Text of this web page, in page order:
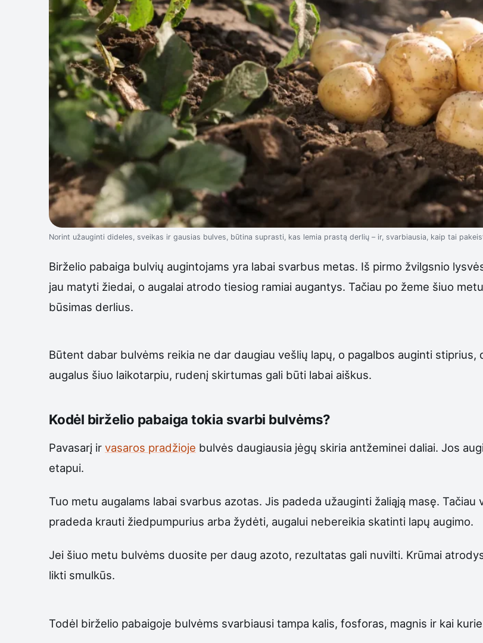
Norint užauginti dideles, sveikas ir gausias bulves, būtina suprasti, kas lemia prastą derlių – ir, svarbiausia, kaip tai
Birželio pabaiga bulvių augintojams yra labai svarbus metas. Iš pirmo žvilgsnio
jau matyti žiedai, o augalai atrodo tiesiog ramiai augantys. Tačiau po žeme šiuo
būsimas derlius.
Būtent dabar bulvėms reikia ne dar daugiau vešlių lapų, o pagalbos auginti
augalus šiuo laikotarpiu, rudenį skirtumas gali būti labai aiškus.
Kodėl birželio pabaiga tokia svarbi bulvėms?
Pavasarį ir vasaros pradžioje bulvės daugiausia jėgų skiria antžeminei daliai. Jos
etapui.
Tuo metu augalams labai svarbus azotas. Jis padeda užauginti žaliąją masę.
pradeda krauti žiedpumpurius arba žydėti, augalui nebereikia skatinti lapų augimo.
Jei šiuo metu bulvėms duosite per daug azoto, rezultatas gali nuvilti. Krūmai
likti smulkūs.
Todėl birželio pabaigoje bulvėms svarbiausi tampa kalis, fosforas, magnis ir kai